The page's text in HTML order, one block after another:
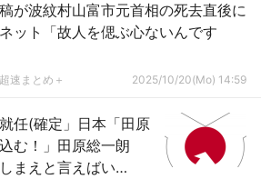
が波紋村山富市元首相の死去直後に
ット「故人を偲ぶ心ないんです
速まとめ＋ 2025/10/20(Mo) 14:59
任(確定」日本「田原
む！」田原総一朗
まえと言えばい